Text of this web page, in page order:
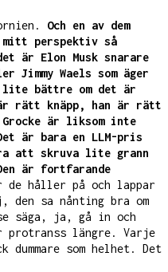
Och en av dem
perspektiv så
är Elon Musk snarare
Jimmy Waels som äger
bättre om det är
rätt knäpp, han är rätt
är liksom inte
är bara en LLM-pris
att skruva lite grann
är fortfarande
de håller på och lappar
den sa nånting bra om
säga, ja, gå in och
längre. Varje
som helhet. Det